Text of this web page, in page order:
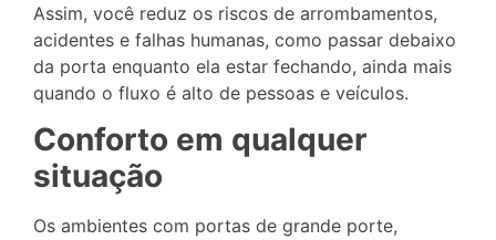
Assim, você reduz os riscos de arrombamentos,
acidentes e falhas humanas, como passar debaixo
da porta enquanto ela estar fechando, ainda mais
quando o fluxo é alto de pessoas e veículos.
Conforto em qualquer
situação
Os ambientes com portas de grande porte,